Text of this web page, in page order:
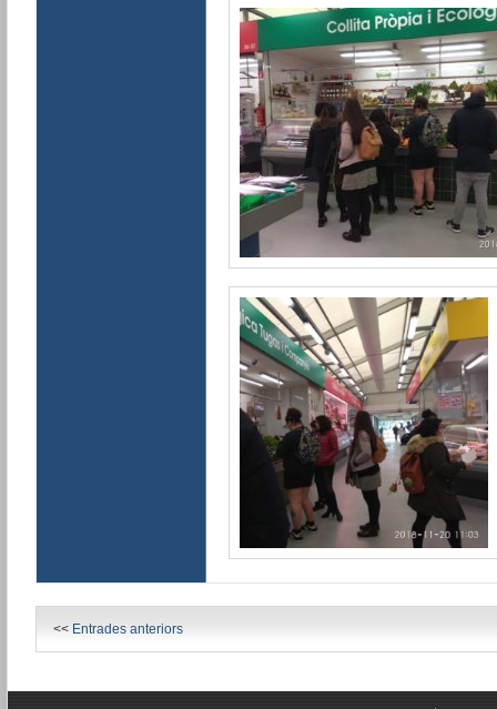
<< Entrades anteriors